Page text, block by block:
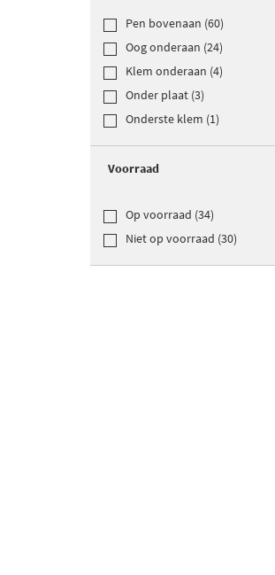
Pen bovenaan (60)
Oog onderaan (24)
Klem onderaan (4)
Onder plaat (3)
Onderste klem (1)
Voorraad
Op voorraad (34)
Niet op voorraad (30)